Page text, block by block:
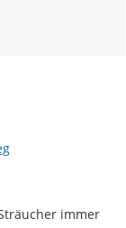
immer